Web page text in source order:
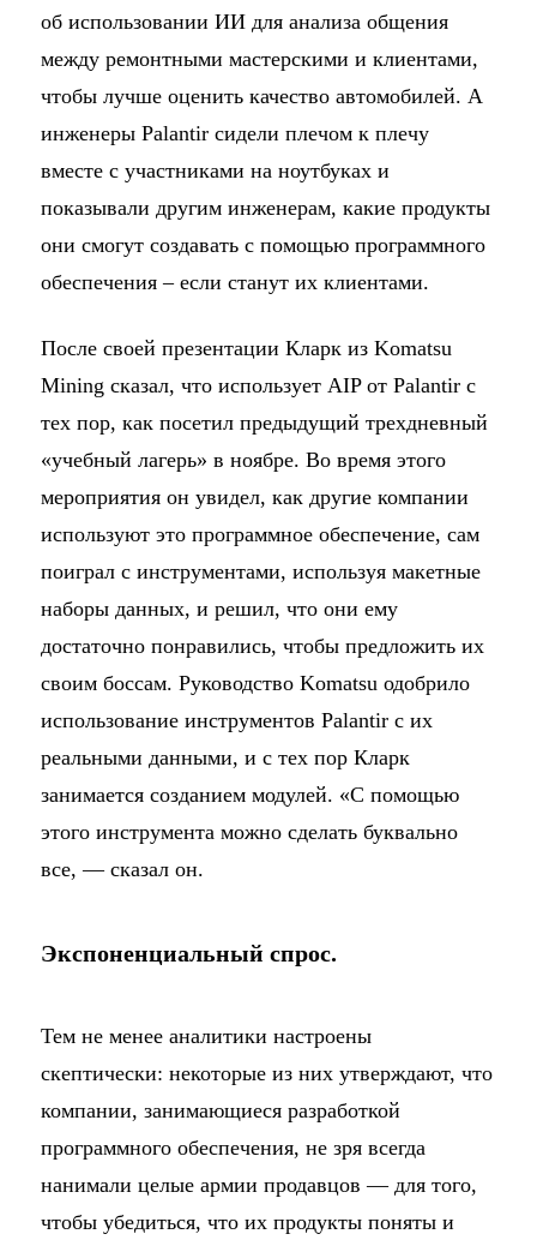
об использовании ИИ для анализа общения
между ремонтными мастерскими и клиентами,
чтобы лучше оценить качество автомобилей. А
инженеры Palantir сидели плечом к плечу
вместе с участниками на ноутбуках и
показывали другим инженерам, какие продукты
они смогут создавать с помощью программного
обеспечения – если станут их клиентами.
После своей презентации Кларк из Komatsu
Mining сказал, что использует AIP от Palantir с
тех пор, как посетил предыдущий трехдневный
«учебный лагерь» в ноябре. Во время этого
мероприятия он увидел, как другие компании
используют это программное обеспечение, сам
поиграл с инструментами, используя макетные
наборы данных, и решил, что они ему
достаточно понравились, чтобы предложить их
своим боссам. Руководство Komatsu одобрило
использование инструментов Palantir с их
реальными данными, и с тех пор Кларк
занимается созданием модулей. «С помощью
этого инструмента можно сделать буквально
все, — сказал он.
Экспоненциальный спрос.
Тем не менее аналитики настроены
скептически: некоторые из них утверждают, что
компании, занимающиеся разработкой
программного обеспечения, не зря всегда
нанимали целые армии продавцов — для того,
чтобы убедиться, что их продукты поняты и